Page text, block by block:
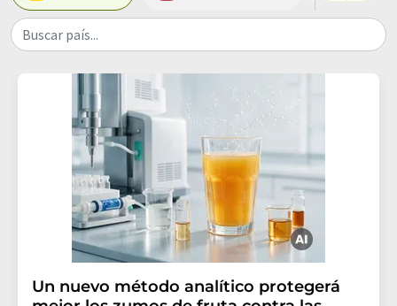
Buscar país...
Un nuevo método analítico protegerá